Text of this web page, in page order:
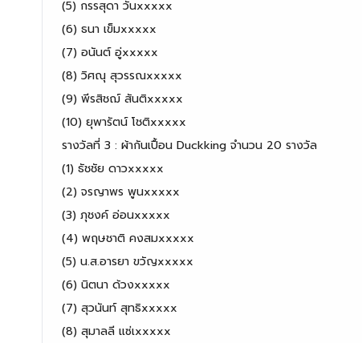
(5) กรรสุดา วันxxxxx
(6) ธนา เข็มxxxxx
(7) อนันต์ อู่xxxxx
(8) วิศณุ สุวรรณxxxxx
(9) พีรสิชฌ์ สันติxxxxx
(10) ยุพารัตน์ โชติxxxxx
รางวัลที่ 3 : ผ้ากันเปื้อน Duckking จำนวน 20 รางวัล
(1) ธัชชัย ดาวxxxxx
(2) จรญาพร​ พูนxxxxx
(3) ภุชงค์ อ่อนxxxxx
(4) พฤษชาติ คงสมxxxxx
(5) น.ส.อารยา ขวัญxxxxx
(6) นิตนา ด้วงxxxxx
(7) สุวนันท์ สุทธิxxxxx
(8) สุมาลลี แซ่เxxxxx